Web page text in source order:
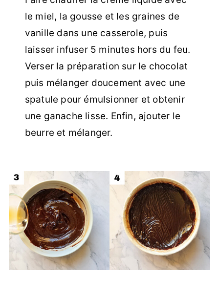
le miel, la gousse et les graines de
vanille dans une casserole, puis
laisser infuser 5 minutes hors du feu.
Verser la préparation sur le chocolat
puis mélanger doucement avec une
spatule pour émulsionner et obtenir
une ganache lisse. Enfin, ajouter le
beurre et mélanger.